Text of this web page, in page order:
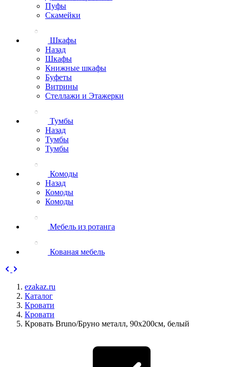
Пуфы
Скамейки
Шкафы
Назад
Шкафы
Книжные шкафы
Буфеты
Витрины
Стеллажи и Этажерки
Тумбы
Назад
Тумбы
Тумбы
Комоды
Назад
Комоды
Комоды
Мебель из ротанга
Кованая мебель
ezakaz.ru
Каталог
Кровати
Кровати
Кровать Bruno/Бруно металл, 90х200см, белый